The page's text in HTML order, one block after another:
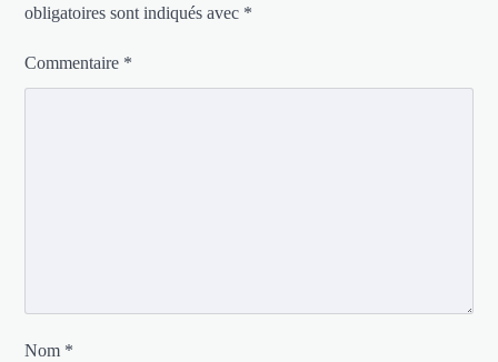
obligatoires sont indiqués avec *
Commentaire *
Nom *